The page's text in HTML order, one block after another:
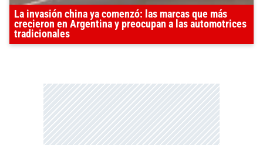
La invasión china ya comenzó: las marcas que más
crecieron en Argentina y preocupan a las automotrices
tradicionales